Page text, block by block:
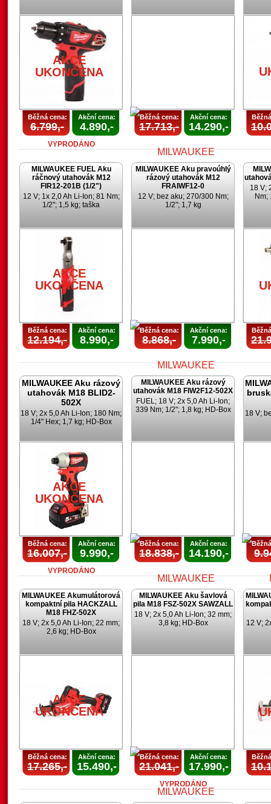
AKCE
UKONČENA
Běžná cena:
6.799,-
Akční cena:
4.890,-
VYPRODÁNO
Běžná cena:
17.713,-
Akční cena:
14.290,-
MILWAUKEE FUEL Aku
ráčnový utahovák M12
FIR12-201B (1/2")
12 V; 1x 2,0 Ah Li-Ion; 81 Nm;
1/2"; 1,5 kg; taška
AKCE
UKONČENA
Běžná cena:
12.194,-
Akční cena:
8.990,-
MILWAUKEE Aku pravoúhlý
rázový utahovák M12
FRAIWF12-0
12 V; bez aku; 270/300 Nm;
1/2"; 1,7 kg
Běžná cena:
8.868,-
Akční cena:
7.990,-
18 V;
Nm;
MILWAUKEE Aku rázový
utahovák M18 BLID2-
502X
18 V; 2x 5,0 Ah Li-Ion; 180 Nm;
1/4" Hex; 1,7 kg; HD-Box
AKCE
UKONČENA
Běžná cena:
16.007,-
Akční cena:
9.990,-
VYPRODÁNO
MILWAUKEE Aku rázový
utahovák M18 FIW2F12-502X
FUEL; 18 V; 2x 5,0 Ah Li-Ion;
339 Nm; 1/2"; 1,8 kg; HD-Box
Běžná cena:
18.838,-
Akční cena:
14.190,-
18 V;
MILWAUKEE Akumulátorová
kompaktní pila HACKZALL
M18 FHZ-502X
18 V; 2x 5,0 Ah Li-Ion; 22 mm;
2,6 kg; HD-Box
AKCE
UKONČENA
Běžná cena:
17.265,-
Akční cena:
15.490,-
MILWAUKEE Aku šavlová
pila M18 FSZ-502X SAWZALL
18 V; 2x 5,0 Ah Li-Ion; 32 mm;
3,8 kg; HD-Box
Běžná cena:
21.041,-
Akční cena:
17.990,-
VYPRODÁNO
12 V;